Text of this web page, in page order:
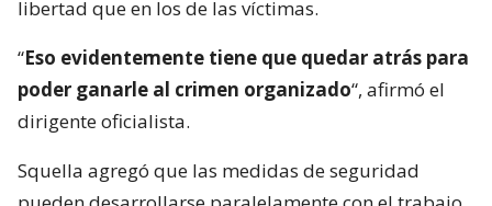
libertad que en los de las víctimas.
“Eso evidentemente tiene que quedar atrás para
poder ganarle al crimen organizado“, afirmó el
dirigente oficialista.
Squella agregó que las medidas de seguridad